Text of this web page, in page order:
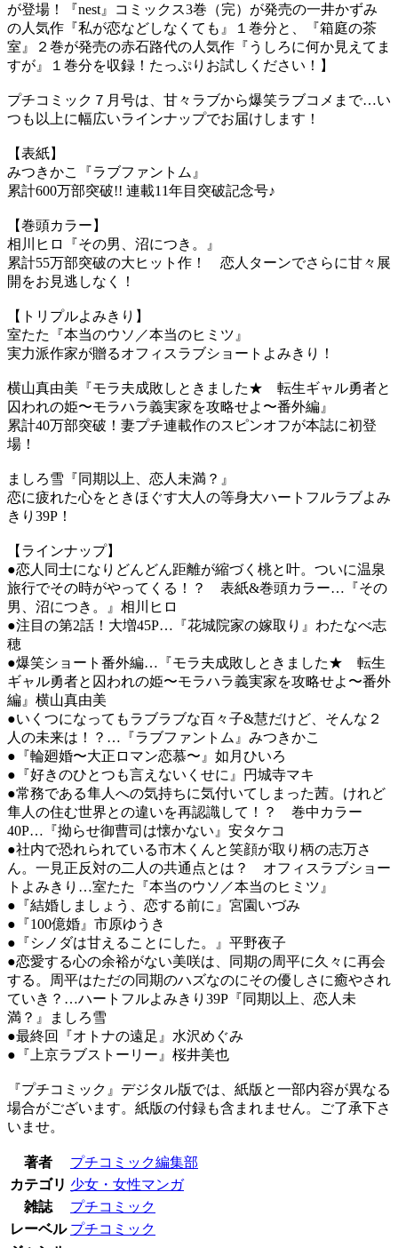
が登場！『nest』コミックス3巻（完）が発売の一井かずみ
の人気作『私が恋などしなくても』１巻分と、『箱庭の茶
室』２巻が発売の赤石路代の人気作『うしろに何か見えてま
すが』１巻分を収録！たっぷりお試しください！】
プチコミック７月号は、甘々ラブから爆笑ラブコメまで…い
つも以上に幅広いラインナップでお届けします！
【表紙】
みつきかこ『ラブファントム』
累計600万部突破!! 連載11年目突破記念号♪
【巻頭カラー】
相川ヒロ『その男、沼につき。』
累計55万部突破の大ヒット作！ 恋人ターンでさらに甘々展
開をお見逃しなく！
【トリプルよみきり】
室たた『本当のウソ／本当のヒミツ』
実力派作家が贈るオフィスラブショートよみきり！
横山真由美『モラ夫成敗しときました★ 転生ギャル勇者と
囚われの姫〜モラハラ義実家を攻略せよ〜番外編』
累計40万部突破！妻プチ連載作のスピンオフが本誌に初登
場！
ましろ雪『同期以上、恋人未満？』
恋に疲れた心をときほぐす大人の等身大ハートフルラブよみ
きり39P！
【ラインナップ】
●恋人同士になりどんどん距離が縮づく桃と叶。ついに温泉
旅行でその時がやってくる！？ 表紙&巻頭カラー…『その
男、沼につき。』相川ヒロ
●注目の第2話！大増45P…『花城院家の嫁取り』わたなべ志
穂
●爆笑ショート番外編…『モラ夫成敗しときました★ 転生
ギャル勇者と囚われの姫〜モラハラ義実家を攻略せよ〜番外
編』横山真由美
●いくつになってもラブラブな百々子&慧だけど、そんな２
人の未来は！？…『ラブファントム』みつきかこ
●『輪廻婚〜大正ロマン恋慕〜』如月ひいろ
●『好きのひとつも言えないくせに』円城寺マキ
●常務である隼人への気持ちに気付いてしまった茜。けれど
隼人の住む世界との違いを再認識して！？ 巻中カラー
40P…『拗らせ御曹司は懐かない』安タケコ
●社内で恐れられている市木くんと笑顔が取り柄の志万さ
ん。一見正反対の二人の共通点とは？ オフィスラブショー
トよみきり…室たた『本当のウソ／本当のヒミツ』
●『結婚しましょう、恋する前に』宮園いづみ
●『100億婚』市原ゆうき
●『シノダは甘えることにした。』平野夜子
●恋愛する心の余裕がない美咲は、同期の周平に久々に再会
する。周平はただの同期のハズなのにその優しさに癒やされ
ていき？…ハートフルよみきり39P『同期以上、恋人未
満？』ましろ雪
●最終回『オトナの遠足』水沢めぐみ
●『上京ラブストーリー』桜井美也
『プチコミック』デジタル版では、紙版と一部内容が異なる
場合がございます。紙版の付録も含まれません。ご了承下さ
いませ。
著者
プチコミック編集部
カテゴリ 少女・女性マンガ
雑誌
プチコミック
レーベル プチコミック